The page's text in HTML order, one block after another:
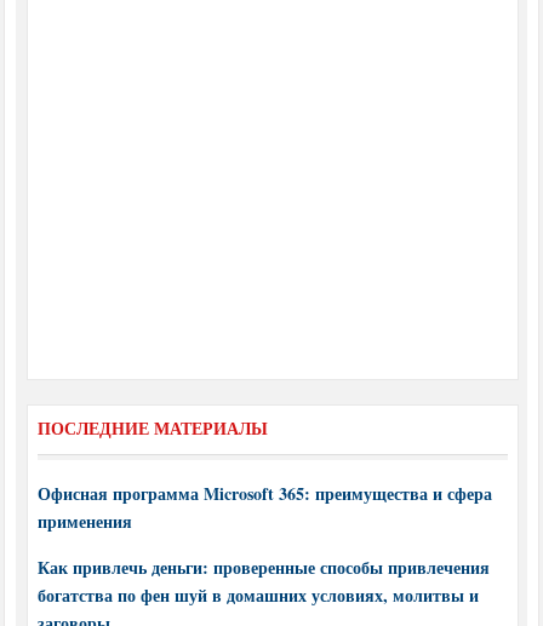
ПОСЛЕДНИЕ МАТЕРИАЛЫ
Офисная программа Microsoft 365: преимущества и сфера
применения
Как привлечь деньги: проверенные способы привлечения
богатства по фен шуй в домашних условиях, молитвы и